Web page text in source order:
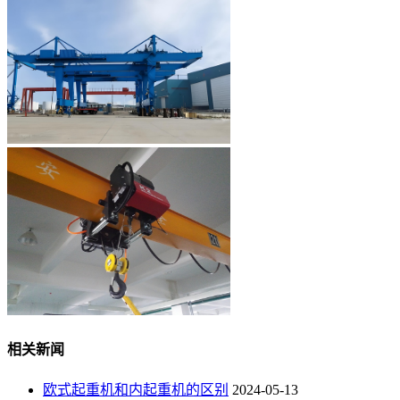
相关新闻
欧式起重机和内起重机的区别 2024-05-13